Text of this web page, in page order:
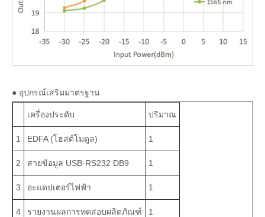
● อุปกรณ์เสริมมาตรฐาน
เครื่องประดับ ปริมาณ
1 EDFA (โฮสต์โมดูล) 1
2 สายข้อมูล USB-RS232 DB9 1
3 อะแดปเตอร์ไฟฟ้า 1
4 รายงานผลการทดสอบผลิตภัณฑ์ 1